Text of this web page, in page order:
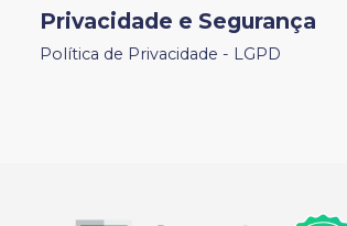
Privacidade e Segurança
Política de Privacidade - LGPD